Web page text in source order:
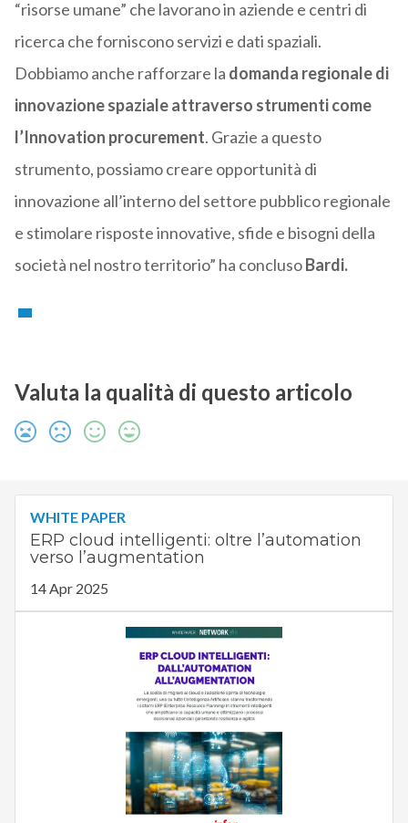
“risorse umane” che lavorano in aziende e centri di
ricerca che forniscono servizi e dati spaziali.
Dobbiamo anche rafforzare la domanda regionale di
innovazione spaziale attraverso strumenti come
l’Innovation procurement. Grazie a questo
strumento, possiamo creare opportunità di
innovazione all’interno del settore pubblico regionale
e stimolare risposte innovative, sfide e bisogni della
società nel nostro territorio” ha conclusoBardi.
Valuta la qualità di questo articolo
WHITE PAPER
ERP cloud intelligenti: oltre l’automation
verso l’augmentation
14 Apr 2025